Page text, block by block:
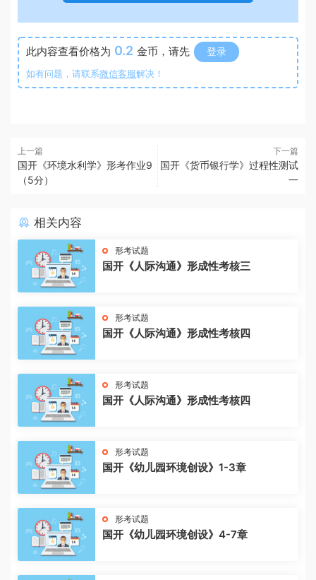
此内容查看价格为 0.2 金币，请先 登录
如有问题，请联系微信客服解决！
上一篇
国开《环境水利学》形考作业9
（5分）
下一篇
国开《货币银行学》过程性测试
一
相关内容
形考试题
国开《人际沟通》形成性考核三
形考试题
国开《人际沟通》形成性考核四
形考试题
国开《人际沟通》形成性考核四
形考试题
国开《幼儿园环境创设》1-3章
形考试题
国开《幼儿园环境创设》4-7章